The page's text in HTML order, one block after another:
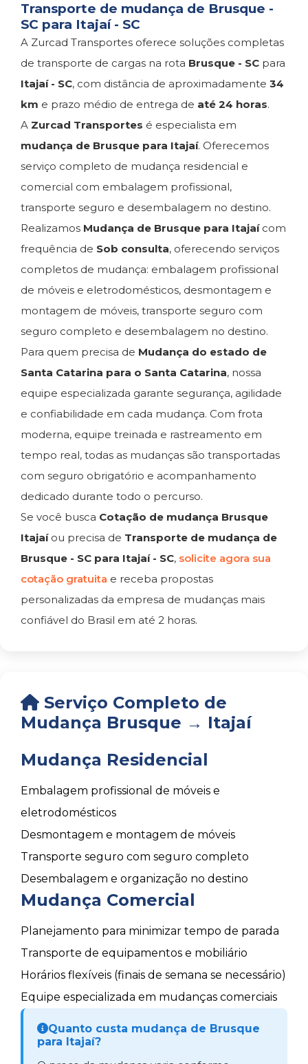
Transporte de mudança de Brusque -
SC para Itajaí - SC
A Zurcad Transportes oferece soluções completas
de transporte de cargas na rota Brusque - SC para
Itajaí - SC, com distância de aproximadamente 34
km e prazo médio de entrega de até 24 horas.
A Zurcad Transportes é especialista em
mudança de Brusque para Itajaí. Oferecemos
serviço completo de mudança residencial e
comercial com embalagem profissional,
transporte seguro e desembalagem no destino.
Realizamos Mudança de Brusque para Itajaícom
frequência de Sob consulta, oferecendo serviços
completos de mudança: embalagem profissional
de móveis e eletrodomésticos, desmontagem e
montagem de móveis, transporte seguro com
seguro completo e desembalagem no destino.
Para quem precisa de Mudança do estado de
Santa Catarina para o Santa Catarina, nossa
equipe especializada garante segurança, agilidade
e confiabilidade em cada mudança. Com frota
moderna, equipe treinada e rastreamento em
tempo real, todas as mudanças são transportadas
com seguro obrigatório e acompanhamento
dedicado durante todo o percurso.
Se você busca Cotação de mudança Brusque
Itajaíou precisa de Transporte de mudança de
Brusque - SC para Itajaí - SC, solicite agora sua
cotação gratuita e receba propostas
personalizadas da empresa de mudanças mais
confiável do Brasil em até 2 horas.
Serviço Completo de
Mudança Brusque → Itajaí
Mudança Residencial
Embalagem profissional de móveis e
eletrodomésticos
Desmontagem e montagem de móveis
Transporte seguro com seguro completo
Desembalagem e organização no destino
Mudança Comercial
Planejamento para minimizar tempo de parada
Transporte de equipamentos e mobiliário
Horários flexíveis (finais de semana se necessário)
Equipe especializada em mudanças comerciais
Quanto custa mudança de Brusque
para Itajaí?